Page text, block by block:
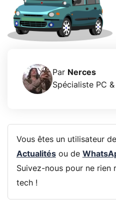
Par Nerces
Spécialiste PC
Vous êtes un utilisateur de
Actualitésou de
Suivez-nous pour ne rien
tech !